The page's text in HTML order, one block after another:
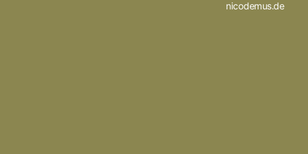
nicodemus.de